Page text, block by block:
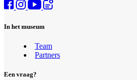
Masculinities ©Detiffe.com
In het museum
Team
Partners
Een vraag?